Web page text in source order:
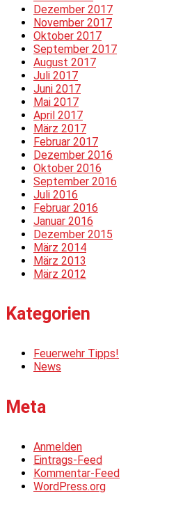
Dezember 2017
November 2017
Oktober 2017
September 2017
August 2017
Juli 2017
Juni 2017
Mai 2017
April 2017
März 2017
Februar 2017
Dezember 2016
Oktober 2016
September 2016
Juli 2016
Februar 2016
Januar 2016
Dezember 2015
März 2014
März 2013
März 2012
Kategorien
Feuerwehr Tipps!
News
Meta
Anmelden
Eintrags-Feed
Kommentar-Feed
WordPress.org